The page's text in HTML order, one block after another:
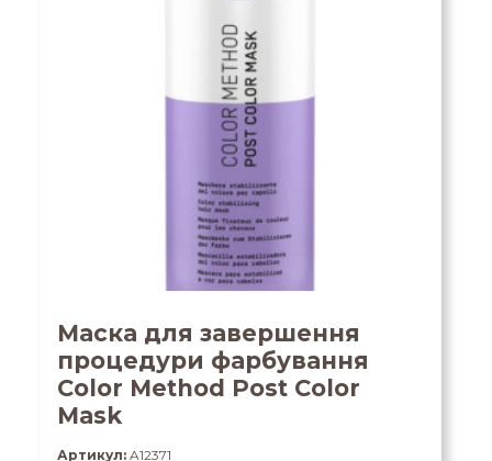
Маска для завершення
процедури фарбування
Color Method Post Color
Mask
Артикул: A12371